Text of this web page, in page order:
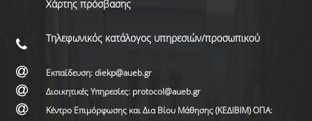
Χάρτης πρόσβασης
Τηλεφωνικός κατάλογος υπηρεσιών/προσωπικού
Εκπαίδευση: diekp@aueb.gr
Διοικητικές Υπηρεσίες: protocol@aueb.gr
Κέντρο Επιμόρφωσης και Δια Βίου Μάθησης (ΚΕΔΙΒΙΜ) ΟΠΑ: